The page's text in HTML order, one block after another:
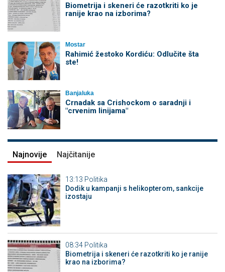
Biometrija i skeneri će razotkriti ko je
ranije krao na izborima?
Mostar
Rahimić žestoko Kordiću: Odlučite šta
ste!
Banjaluka
Crnadak sa Crishockom o saradnji i
"crvenim linijama"
Najnovije Najčitanije
13:13 Politika
Dodik u kampanji s helikopterom, sankcije
izostaju
08:34 Politika
Biometrija i skeneri će razotkriti ko je ranije
krao na izborima?